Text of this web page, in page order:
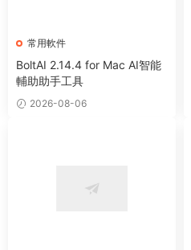
常用軟件
BoltAI 2.14.4 for Mac AI智能
輔助助手工具
2026-08-06